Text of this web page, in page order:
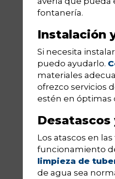
fontanería.
Instalación
Si necesita
puedo ayudarlo.
materiales
ofrezco servicios
estén en óptimas
Los atascos en
funcionamiento
limpieza de
de agua sea